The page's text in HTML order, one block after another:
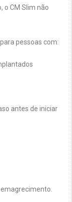
o CM Slim não
pessoas com:
antes de iniciar